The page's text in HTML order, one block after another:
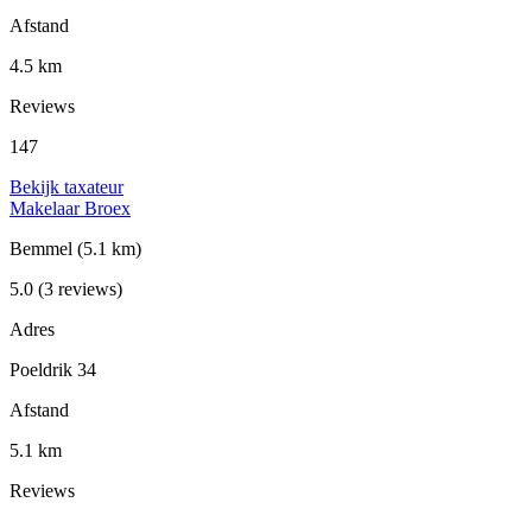
Afstand
4.5 km
Reviews
147
Bekijk taxateur
Makelaar Broex
Bemmel (5.1 km)
5.0 (3 reviews)
Adres
Poeldrik 34
Afstand
5.1 km
Reviews